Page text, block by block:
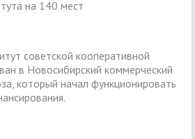
на 140 мест
советской кооперативной
в Новосибирский коммерческий
который начал функционировать